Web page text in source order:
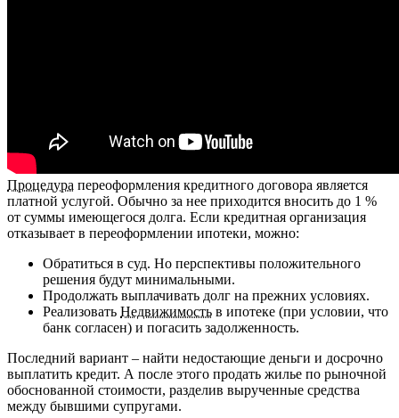
Процедура переоформления кредитного договора является
платной услугой. Обычно за нее приходится вносить до 1 %
от суммы имеющегося долга. Если кредитная организация
отказывает в переоформлении ипотеки, можно:
Обратиться в суд. Но перспективы положительного
решения будут минимальными.
Продолжать выплачивать долг на прежних условиях.
Реализовать Недвижимость в ипотеке (при условии, что
банк согласен) и погасить задолженность.
Последний вариант – найти недостающие деньги и досрочно
выплатить кредит. А после этого продать жилье по рыночной
обоснованной стоимости, разделив вырученные средства
между бывшими супругами.